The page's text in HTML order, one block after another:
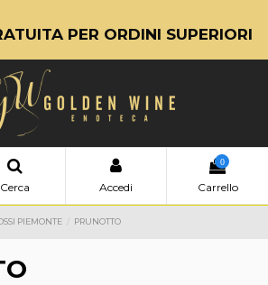
PER ORDINI SUPERIORI
Cerca Accedi
0
Carrello
PIEMONTE PRUNOTTO